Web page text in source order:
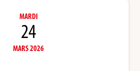
MARDI
24
MARS 2026